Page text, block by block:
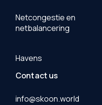
Netcongestie en
netbalancering
Havens
Contact us
info@skoon.world